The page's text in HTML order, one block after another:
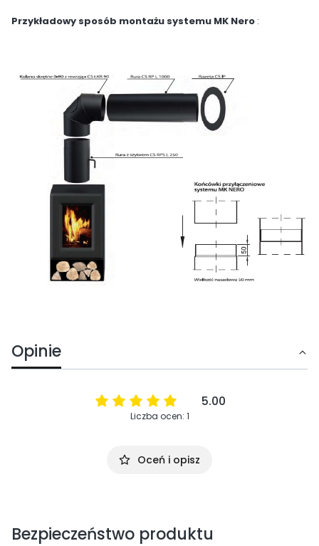
Przykładowy sposób montażu systemu MK Nero :
Opinie
5.00
Liczba ocen: 1
Oceń i opisz
Bezpieczeństwo produktu